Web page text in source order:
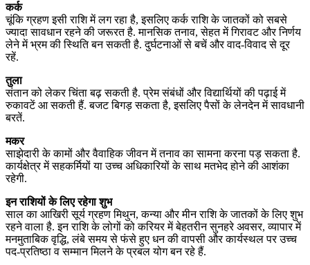
कर्क
चूंकि ग्रहण इसी राशि में लग रहा है, इसलिए कर्क राशि के जातकों को सबसे
ज्यादा सावधान रहने की जरूरत है. मानसिक तनाव, सेहत में गिरावट और निर्णय
लेने में भ्रम की स्थिति बन सकती है. दुर्घटनाओं से बचें और वाद-विवाद से दूर
रहें.
तुला
संतान को लेकर चिंता बढ़ सकती है. प्रेम संबंधों और विद्यार्थियों की पढ़ाई में
रुकावटें आ सकती हैं. बजट बिगड़ सकता है, इसलिए पैसों के लेनदेन में सावधानी
बरतें.
मकर
साझेदारी के कामों और वैवाहिक जीवन में तनाव का सामना करना पड़ सकता है.
कार्यक्षेत्र में सहकर्मियों या उच्च अधिकारियों के साथ मतभेद होने की आशंका
रहेगी.
इन राशियों के लिए रहेगा शुभ
साल का आखिरी सूर्य ग्रहण मिथुन, कन्या और मीन राशि के जातकों के लिए शुभ
रहने वाला है. इन राशि के लोगों को करियर में बेहतरीन सुनहरे अवसर, व्यापार में
मनमुताबिक वृद्धि, लंबे समय से फंसे हुए धन की वापसी और कार्यस्थल पर उच्च
पद-प्रतिष्ठा व सम्मान मिलने के प्रबल योग बन रहे हैं.